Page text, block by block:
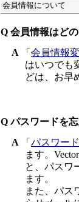
会員情報について
Q 会員情報はど
A 「 会員情報
はいつでも
どは、お早
Q パスワードを
A 「 パスワー
ます。
と、パスワ
ます。
また、パス